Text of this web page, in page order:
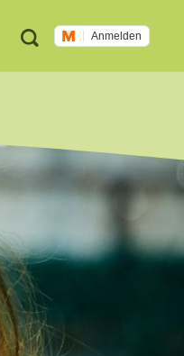
Meta
Navigation
Suche Anmelden